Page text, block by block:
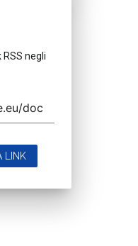
negli
LINK